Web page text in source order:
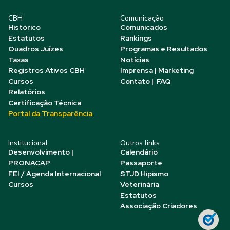
CBH
Histórico
Estatutos
Quadros Juízes
Taxas
Registros Ativos CBH
Cursos
Relatórios
Certificação Técnica
Portal da Transparência
Comunicação
Comunicados
Rankings
Programas e Resultados
Notícias
Imprensa | Marketing
Contato | FAQ
Institucional
Desenvolvimento |
PRONACAP
FEI / Agenda Internacional
Cursos
Outros links
Calendário
Passaporte
STJD Hipismo
Veterinária
Estatutos
Associação Criadores